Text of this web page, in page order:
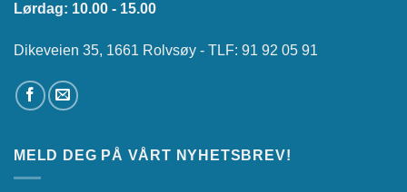
Lørdag: 10.00 - 15.00
Dikeveien 35, 1661 Rolvsøy - TLF: 91 92 05 91
MELD DEG PÅ VÅRT NYHETSBREV!